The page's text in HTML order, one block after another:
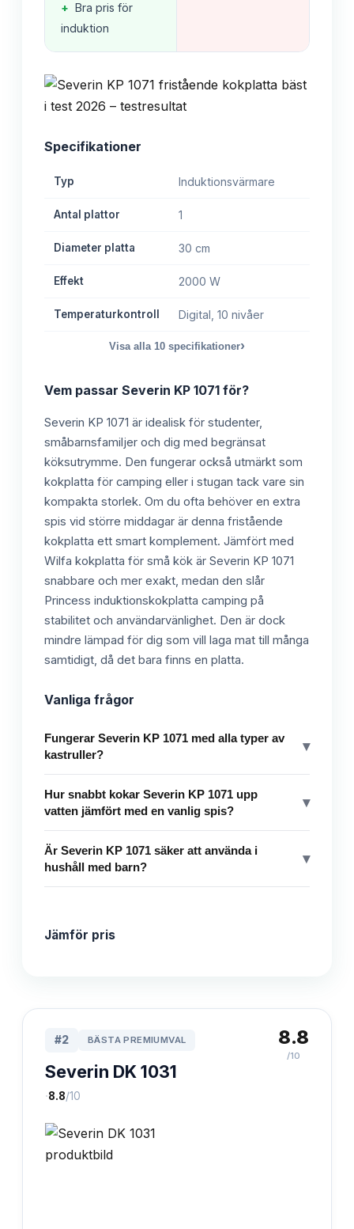
+ Bra pris för
induktion
Specifikationer
Typ Induktionsvärmare
Antal plattor 1
Diameter platta 30 cm
Effekt 2000 W
Temperaturkontroll Digital, 10 nivåer
Visa alla 10 specifikationer›
Vem passar Severin KP 1071 för?
Severin KP 1071 är idealisk för studenter,
småbarnsfamiljer och dig med begränsat
köksutrymme. Den fungerar också utmärkt som
kokplatta för camping eller i stugan tack vare sin
kompakta storlek. Om du ofta behöver en extra
spis vid större middagar är denna fristående
kokplatta ett smart komplement. Jämfört med
Wilfa kokplatta för små kök är Severin KP 1071
snabbare och mer exakt, medan den slår
Princess induktionskokplatta camping på
stabilitet och användarvänlighet. Den är dock
mindre lämpad för dig som vill laga mat till många
samtidigt, då det bara finns en platta.
Vanliga frågor
Fungerar Severin KP 1071 med alla typer av
kastruller?
▾
Hur snabbt kokar Severin KP 1071 upp
vatten jämfört med en vanlig spis?
▾
Är Severin KP 1071 säker att använda i
hushåll med barn?
▾
Jämför pris
#2 BÄSTA PREMIUMVAL
Severin DK 1031
·8.8/10
8.8
/10